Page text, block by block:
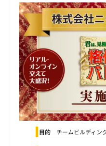
チームビルディングBBQ
チームビルディングクルーズ
オンラインフードデリバリー
秋のイベント企画
ファミリーイベント企画
周年イベント企画
社員交流イベント企画
企業パーティプロデュース
会
まず
資料を
一度
無
閉
目的 チームビルディン